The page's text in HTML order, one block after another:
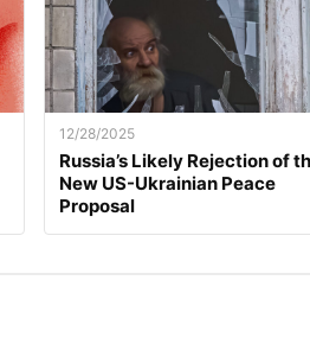
12/28/2025
Russia’s Likely Rejection of
New US-Ukrainian Peace
Proposal